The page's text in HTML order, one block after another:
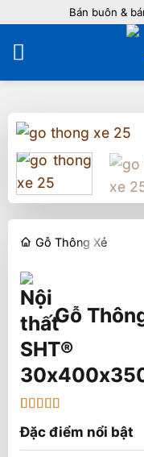
nội
dung
Bán buôn &
Gỗ Thông Xẻ
Gỗ
trên 5 dựa
trênđánh
giá
Đặc điểm nổi bật